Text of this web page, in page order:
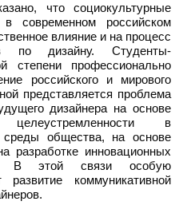
что социокультурные
современном российском
влияние и на процесс
по дизайну. Студенты-
степени профессионально
российского и мирового
представляется проблема
дизайнера на основе
в
среды общества, на основе
разработке инновационных
В этой связи особую
развитие коммуникативной